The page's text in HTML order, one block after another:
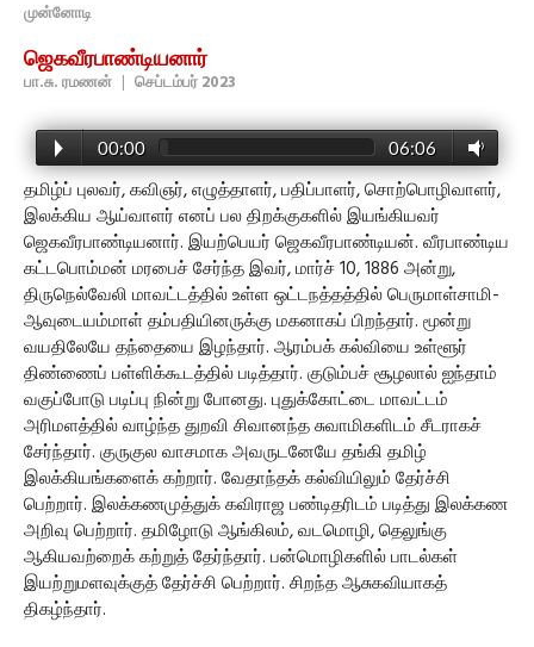
முன்னோடி
ஜெகவீரபாண்டியனார்
பா.சு. ரமணன் | செப்டம்பர் 2023
00:00 06:06
தமிழ்ப் புலவர், கவிஞர், எழுத்தாளர், பதிப்பாளர், சொற்பொழிவாளர்,
இலக்கிய ஆய்வாளர் எனப் பல திறக்குகளில் இயங்கியவர்
ஜெகவீரபாண்டியனார். இயற்பெயர் ஜெகவீரபாண்டியன். வீரபாண்டிய
கட்டபொம்மன் மரபைச் சேர்ந்த இவர், மார்ச் 10, 1886 அன்று,
திருநெல்வேலி மாவட்டத்தில் உள்ள ஒட்டநத்தத்தில் பெருமாள்சாமி-
ஆவுடையம்மாள் தம்பதியினருக்கு மகனாகப் பிறந்தார். மூன்று
வயதிலேயே தந்தையை இழந்தார். ஆரம்பக் கல்வியை உள்ளூர்
திண்ணைப் பள்ளிக்கூடத்தில் படித்தார். குடும்பச் சூழலால் ஐந்தாம்
வகுப்போடு படிப்பு நின்று போனது. புதுக்கோட்டை மாவட்டம்
அரிமளத்தில் வாழ்ந்த துறவி சிவானந்த சுவாமிகளிடம் சீடராகச்
சேர்ந்தார். குருகுல வாசமாக அவருடனேயே தங்கி தமிழ்
இலக்கியங்களைக் கற்றார். வேதாந்தக் கல்வியிலும் தேர்ச்சி
பெற்றார். இலக்கணமுத்துக் கவிராஜ பண்டிதரிடம் படித்து இலக்கண
அறிவு பெற்றார். தமிழோடு ஆங்கிலம், வடமொழி, தெலுங்கு
ஆகியவற்றைக் கற்றுத் தேர்ந்தார். பன்மொழிகளில் பாடல்கள்
இயற்றுமளவுக்குத் தேர்ச்சி பெற்றார். சிறந்த ஆசுகவியாகத்
திகழ்ந்தார்.